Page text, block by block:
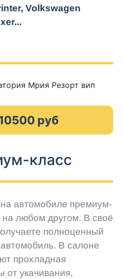
Volkswagen
..
руб
класс
автомобиле премиум-
любом другом. В своё
полноценный
В салоне
прохладная
от укачивания,